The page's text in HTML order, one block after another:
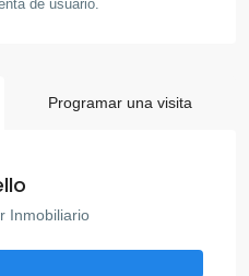
de usuario.
Programar una visita
Inmobiliario